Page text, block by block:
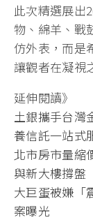
此次精選展出
物、綿羊、戰
仿外表，而是
讓觀者在凝視
延伸閱讀》
土銀攜手台灣
養信託一站式
北市房市量縮
與新大樓撐盤
大巨蛋被嫌「
案曝光